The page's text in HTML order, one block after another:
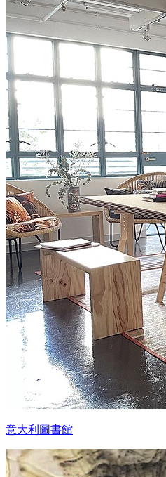
意大利圖書館